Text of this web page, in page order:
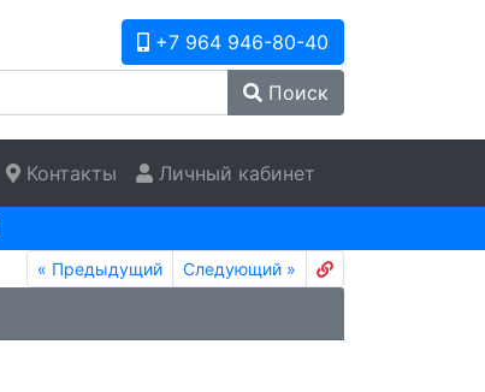
+7 964 946-80-40
Поиск
Контакты Личный кабинет
« Предыдущий Следующий »